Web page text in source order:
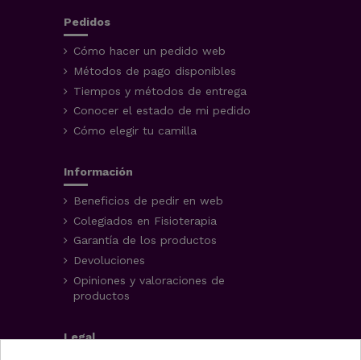
Pedidos
Cómo hacer un pedido web
Métodos de pago disponibles
Tiempos y métodos de entrega
Conocer el estado de mi pedido
Cómo elegir tu camilla
Información
Beneficios de pedir en web
Colegiados en Fisioterapia
Garantía de los productos
Devoluciones
Opiniones y valoraciones de
productos
Legal